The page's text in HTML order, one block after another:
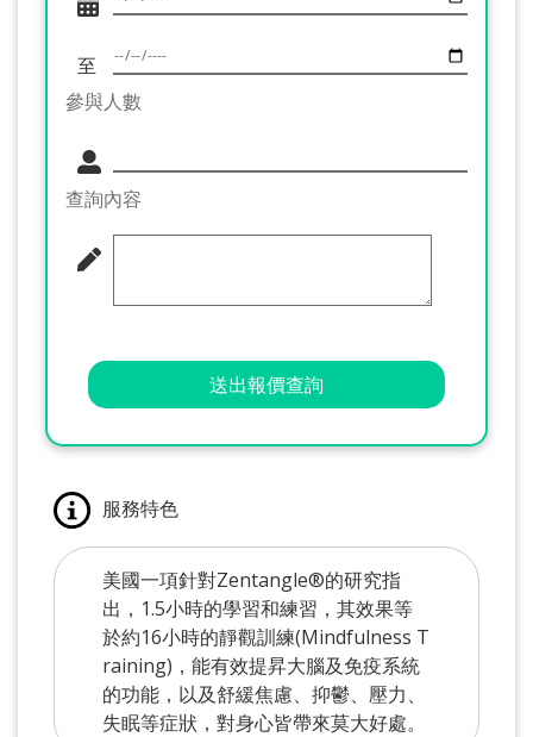
至
參與人數
查詢內容
送出報價查詢
服務特色
美國一項針對Zentangle®的研究指
出，1.5小時的學習和練習，其效果等
於約16小時的靜觀訓練(Mindfulness T
raining)，能有效提昇大腦及免疫系統
的功能，以及舒緩焦慮、抑鬱、壓力、
失眠等症狀，對身心皆帶來莫大好處。